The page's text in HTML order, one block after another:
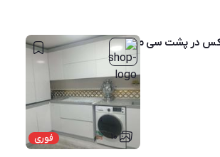
فوری ۱۰
در پشت سی متری اسلام معاوضه با مسکن مهر